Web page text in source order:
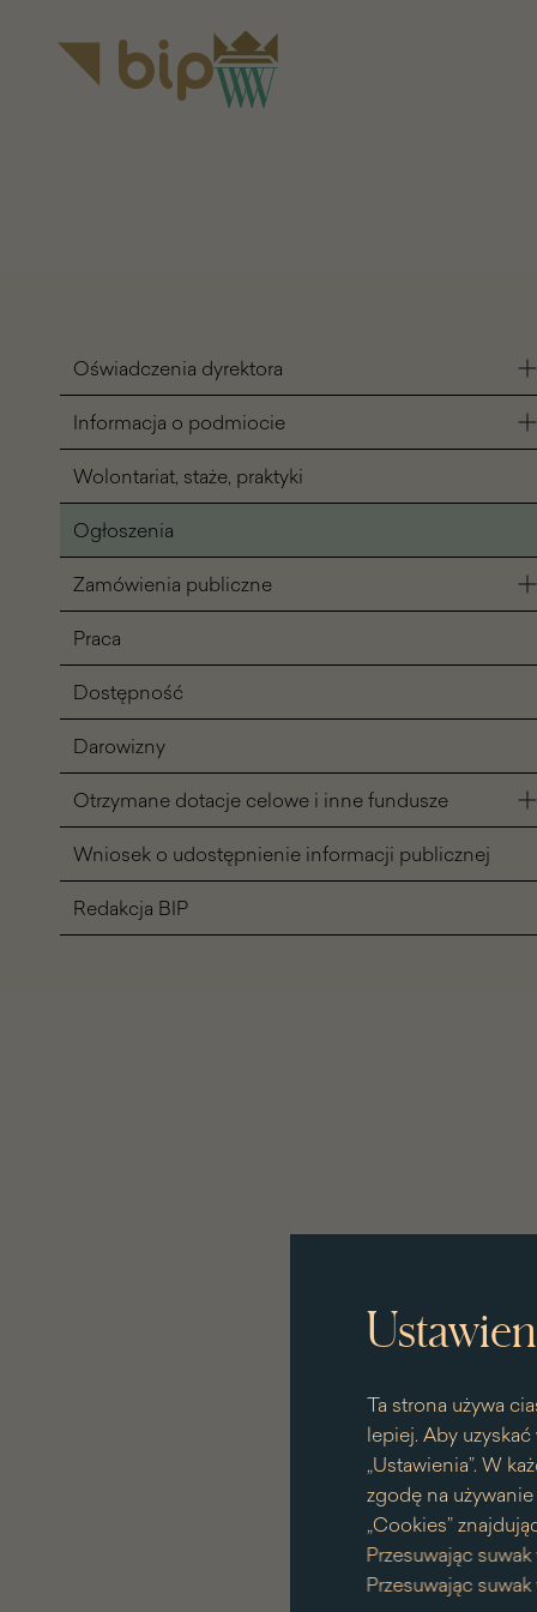
Ta strona używa
lepiej. Aby
„Ustawienia”. W
zgodę na
„Cookies”
Przesuwając
Przesuwając
BIP
Oświadczenia dyrektora
Informacja o podmiocie
Wolontariat, staże, praktyki
Ogłoszenia
Zamówienia publiczne
Praca
Dostępność
Darowizny
Otrzymane dotacje celowe i inne fundusze
Wniosek o udostępnienie informacji publicznej
Redakcja BIP